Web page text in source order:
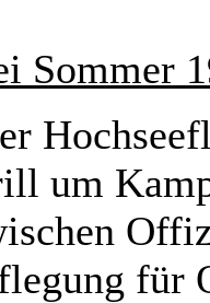
Sommer
um
für